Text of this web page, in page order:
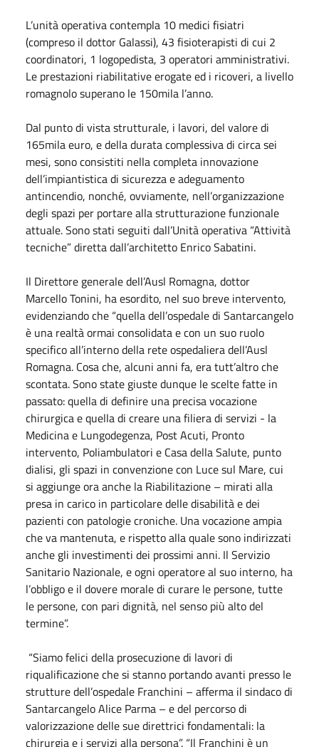
L’unità operativa contempla 10 medici fisiatri
(compreso il dottor Galassi), 43 fisioterapisti di cui 2
coordinatori, 1 logopedista, 3 operatori amministrativi.
Le prestazioni riabilitative erogate ed i ricoveri, a livello
romagnolo superano le 150mila l’anno.
Dal punto di vista strutturale, i lavori, del valore di
165mila euro, e della durata complessiva di circa sei
mesi, sono consistiti nella completa innovazione
dell’impiantistica di sicurezza e adeguamento
antincendio, nonché, ovviamente, nell’organizzazione
degli spazi per portare alla strutturazione funzionale
attuale. Sono stati seguiti dall’Unità operativa “Attività
tecniche” diretta dall’architetto Enrico Sabatini.
Il Direttore generale dell’Ausl Romagna, dottor
Marcello Tonini, ha esordito, nel suo breve intervento,
evidenziando che “quella dell’ospedale di Santarcangelo
è una realtà ormai consolidata e con un suo ruolo
specifico all’interno della rete ospedaliera dell’Ausl
Romagna. Cosa che, alcuni anni fa, era tutt’altro che
scontata. Sono state giuste dunque le scelte fatte in
passato: quella di definire una precisa vocazione
chirurgica e quella di creare una filiera di servizi - la
Medicina e Lungodegenza, Post Acuti, Pronto
intervento, Poliambulatori e Casa della Salute, punto
dialisi, gli spazi in convenzione con Luce sul Mare, cui
si aggiunge ora anche la Riabilitazione – mirati alla
presa in carico in particolare delle disabilità e dei
pazienti con patologie croniche. Una vocazione ampia
che va mantenuta, e rispetto alla quale sono indirizzati
anche gli investimenti dei prossimi anni. Il Servizio
Sanitario Nazionale, e ogni operatore al suo interno, ha
l’obbligo e il dovere morale di curare le persone, tutte
le persone, con pari dignità, nel senso più alto del
termine”.
“Siamo felici della prosecuzione di lavori di
riqualificazione che si stanno portando avanti presso le
strutture dell’ospedale Franchini – afferma il sindaco di
Santarcangelo Alice Parma – e del percorso di
valorizzazione delle sue direttrici fondamentali: la
chirurgia e i servizi alla persona”. “Il Franchini è un